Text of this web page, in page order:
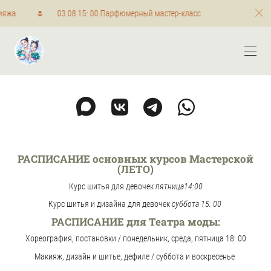
03.08 15: 00 Парфюмерный мастер-класс 05.07 16:00
РАСПИСАНИЕ основных курсов Мастерской
(ЛЕТО)
Курс шитья для девочекпятница14:00
Курс шитья и дизайна для девочексуббота 15: 00
РАСПИСАНИЕ для Театра моды:
Хореография, постановки / понедельник, среда, пятница 18: 00
Макияж, дизайн и шитье, дефиле / суббота и воскресенье